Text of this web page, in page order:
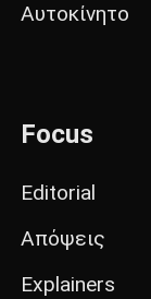
Αυτοκίνητο
Focus
Editorial
Απόψεις
Explainers